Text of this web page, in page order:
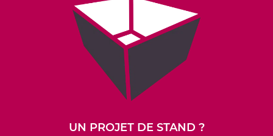
UN PROJET DE STAND ?